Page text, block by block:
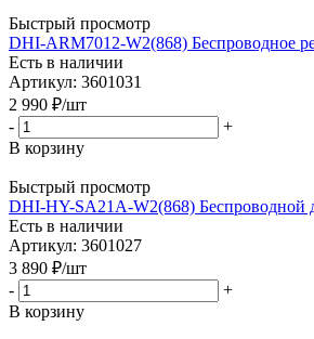
Быстрый просмотр
DHI-ARM7012-W2(868) Беспроводное
Есть в наличии
Артикул: 3601031
2 990 ₽/шт
-
+
В корзину
Быстрый просмотр
DHI-HY-SA21A-W2(868) Беспроводной
Есть в наличии
Артикул: 3601027
3 890 ₽/шт
-
+
В корзину